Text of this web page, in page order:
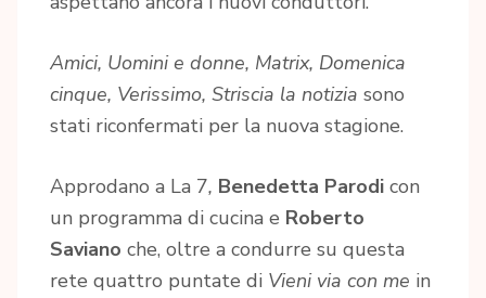
Amici, Uomini e donne, Matrix, Domenica
cinque, Verissimo, Striscia la notizia sono
stati riconfermati per la nuova stagione.
Approdano a La 7, Benedetta Parodi con
un programma di cucina e Roberto
Saviano che, oltre a condurre su questa
rete quattro puntate di Vieni via con me in